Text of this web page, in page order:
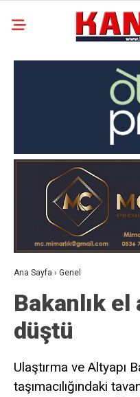
Ana Sayfa › Genel
Bakanlık
düştü
Ulaştırma ve Altyapı
taşımacılığındaki